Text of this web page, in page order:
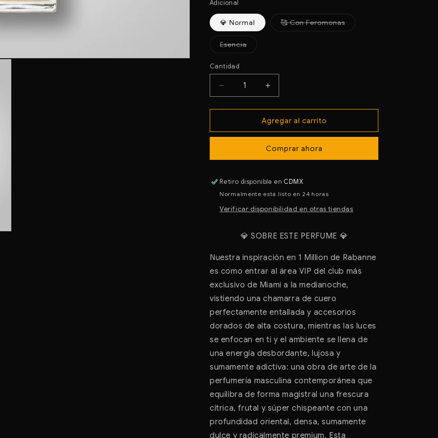
Adicional
💎 Normal 🥰 Con FeromonasVariante
agotada
EsenciaVariante
agotada
Cantidad
Reducir
para
C
PACO
RABANNE
Aumentar
para
C0001
C
1
MILLION
PACO
RABANNE
Agregar al carrito
Comprar ahora
Retiro disponible en CDMX
Normalmente está listo en 24 horas
Verificar disponibilidad en otras tiendas
💎 SOBRE ESTE PERFUME 💎
Nuestra inspiración en 1 Million de Rabanne
es como entrar al área VIP del club más
exclusivo de Miami a la medianoche,
vistiendo una chamarra de cuero
perfectamente entallada y accesorios
dorados de alta costura, mientras las luces
se enfocan en ti y el ambiente se llena de
una energía desbordante, lujosa y
sumamente adictiva: una obra de arte de la
perfumería masculina contemporánea que
equilibra de forma magistral una frescura
cítrica, frutal y súper chispeante con una
profundidad oriental, densa, sumamente
dulce y radicalmente premium. Esta